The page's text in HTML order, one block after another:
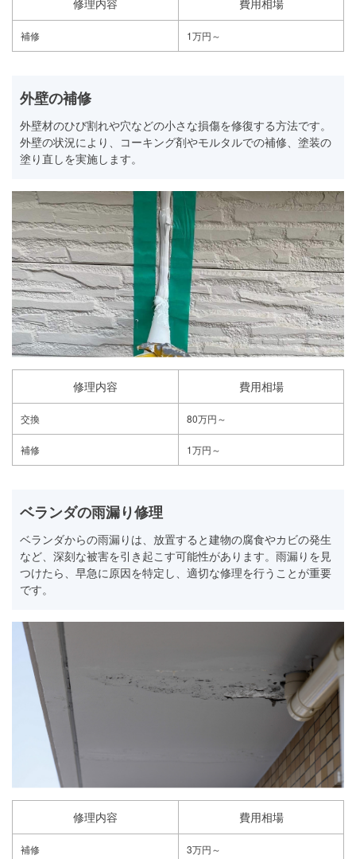
補修 1万円～
外壁の補修
外壁材のひび割れや穴などの小さな損傷を修復する方法です。
外壁の状況により、コーキング剤やモルタルでの補修、塗装の
塗り直しを実施します。
修理内容 費用相場
交換 80万円～
補修 1万円～
ベランダの雨漏り修理
ベランダからの雨漏りは、放置すると建物の腐食やカビの発生
など、深刻な被害を引き起こす可能性があります。雨漏りを見
つけたら、早急に原因を特定し、適切な修理を行うことが重要
です。
修理内容 費用相場
補修 3万円～